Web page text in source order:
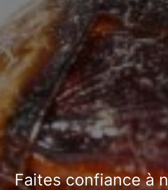
Faites confiance à